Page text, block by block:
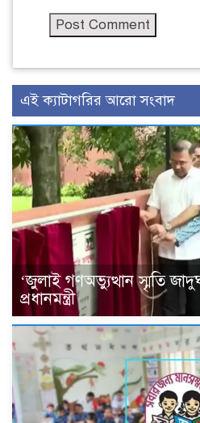
এই ক্যাটাগরির আরো সংবাদ
‘জুলাই গণঅভ্যুত্থান স্মৃতি
প্রধানমন্ত্রী